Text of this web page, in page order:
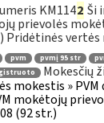
KM1142 Ši
prievolės
Pridėtinės vertės
pvm pvmį 95 str
Mokesčių
mokestis » PVM
mokėtojų
(92 str.)